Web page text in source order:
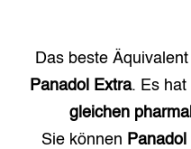
Das beste
Panadol Extra. Es hat
gleichen
Sie können